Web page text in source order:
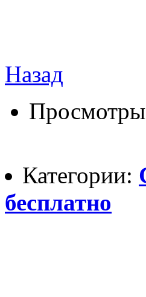
Назад
Категории:
бесплатно